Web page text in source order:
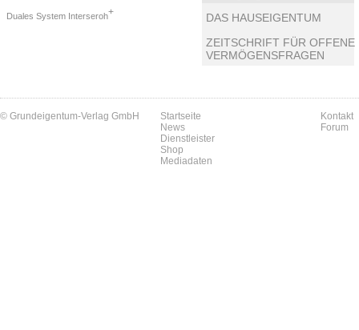
Duales System Interseroh+
DAS HAUSEIGENTUM
ZEITSCHRIFT FÜR OFFENE
VERMÖGENSFRAGEN
© Grundeigentum-Verlag GmbH
Startseite
News
Dienstleister
Shop
Mediadaten
Kontakt
Forum